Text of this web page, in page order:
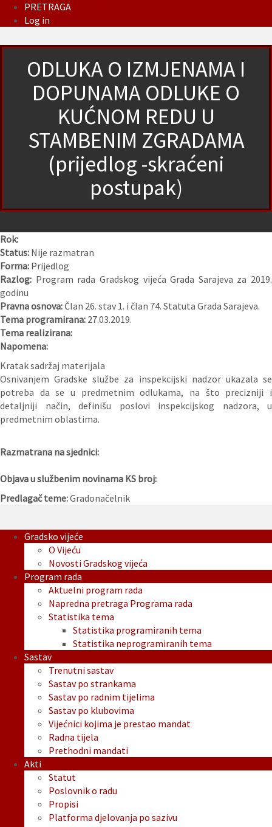
PRETRAGA
Log in
ODLUKA O IZMJENAMA I
DOPUNAMA ODLUKE O
KUĆNOM REDU U
STAMBENIM ZGRADAMA
(prijedlog -skraćeni
postupak)
Rok:
Status: Nije razmatran
Forma: Prijedlog
Razlog: Program rada Gradskog vijeća Grada Sarajeva za 2019.
godinu
Pravna osnova:Član 26. stav 1. i član 74. Statuta Grada Sarajeva.
Tema programirana: 27.03.2019.
Tema realizirana:
Napomena:
Kratak sadržaj materijala
Osnivanjem Gradske službe za inspekcijski nadzor ukazala se
potreba da se u predmetnim odlukama, na što precizniji i
detaljniji način, definišu poslovi inspekcijskog nadzora, u
predmetnim oblastima.
Razmatrana na sjednici:
Objava u službenim novinama KS broj:
Predlagač teme:Gradonačelnik
Gradsko vijeće
O Vijeću
Novosti Gradskog vijeća
Program rada
Aktuelni program rada
Napredna pretraga Programa rada
Statistika tema
Statistika programiranih tema
Statistika neprogramiranih tema
Sastav
Trenutni sastav
Sastav po strankama
Sastav po radnim tijelima
Sastav po klubovima
Vijećnici kojima je prestao mandat
Radna tijela
Prethodni mandati
Akti
Statut
Poslovnik o radu
Propisi
Platforma djelovanja po sazivu